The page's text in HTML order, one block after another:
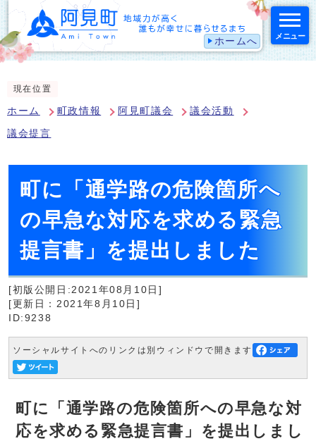
ホームへ メニュー
現在位置
ホーム 町政情報 阿見町議会 議会活動
議会提言
町に「通学路の危険箇所へ
の早急な対応を求める緊急
提言書」を提出しました
[初版公開日:2021年08月10日]
[更新日：2021年8月10日]
ID:9238
ソーシャルサイトへのリンクは別ウィンドウで開きます
町に「通学路の危険箇所への早急な対
応を求める緊急提言書」を提出しまし